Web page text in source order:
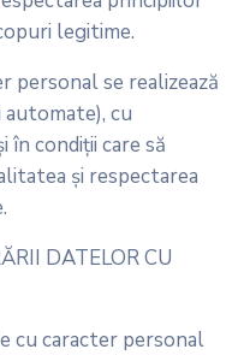
legitime.
personal se realizează
automate), cu
condiţii care să
şi respectarea
DATELOR CU
cu caracter personal